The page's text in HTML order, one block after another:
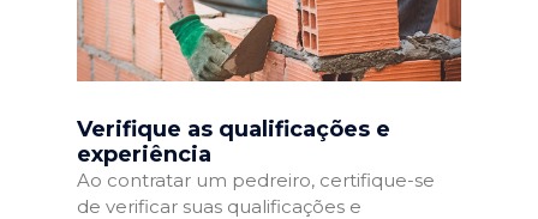
Verifique as qualificações e
experiência
Ao contratar um pedreiro, certifique-se
de verificar suas qualificações e